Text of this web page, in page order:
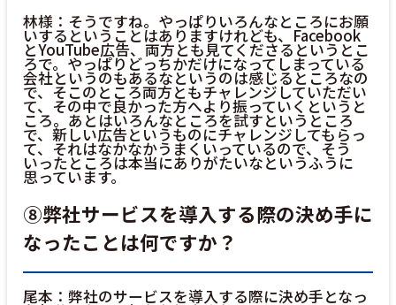
林様：そうですね。やっぱりいろんなところにお願
いするということはありますけれども、Facebook
とYouTube広告、両方とも見てくださるというとこ
ろで。やっぱりどっちかだけになってしまっている
会社というのもあるなというのは感じるところなの
で、そこのところ両方ともチャレンジしていただい
て、その中で良かった方へより振っていくというと
ころ。あとはいろんなところを試すというところ
で、新しい広告というものにチャレンジしてもらっ
て、それはなかなかうまくいっているので、そう
いったところは本当にありがたいなというふうに
思っています。
⑧弊社サービスを導入する際の決め手に
なったことは何ですか？
尾本：弊社のサービスを導入する際に決め手となっ